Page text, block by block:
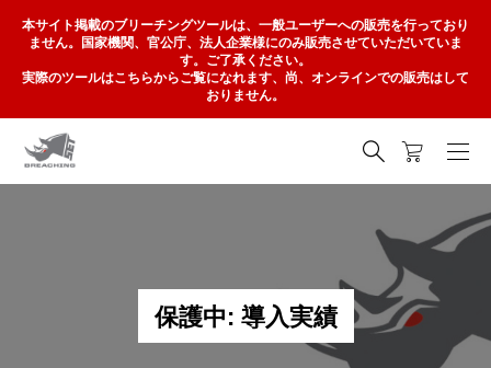
本サイト掲載のブリーチングツールは、一般ユーザーへの販売を行っており
ません。国家機関、官公庁、法人企業様にのみ販売させていただいていま
す。ご了承ください。
実際のツールはこちらからご覧になれます、尚、オンラインでの販売はして
おりません。
保護中: 導入実績